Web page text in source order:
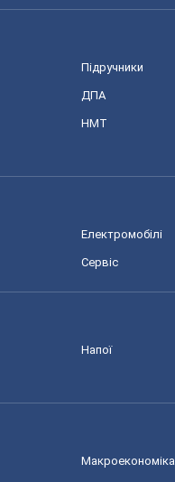
Підручники
ДПА
НМТ
Електромобілі
Сервіс
Напої
Макроекономіка